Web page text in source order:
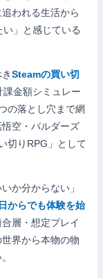
われる生活から
」と感じている
きSteamの買い切
課金額シミュレー
の落とし穴まで網
空・バルダーズ
切りRPG」として
か分からない」
からでも体験を始
層・想定プレイ
界から本物の物